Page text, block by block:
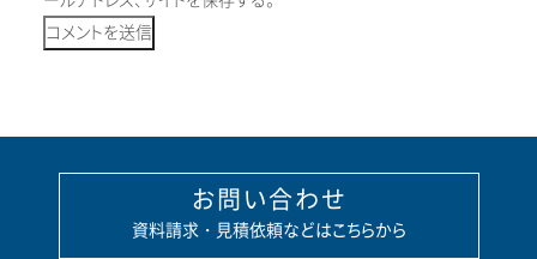
お問い合わせ
資料請求・見積依頼などはこちらから